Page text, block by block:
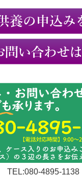
TEL:080-4895-1138